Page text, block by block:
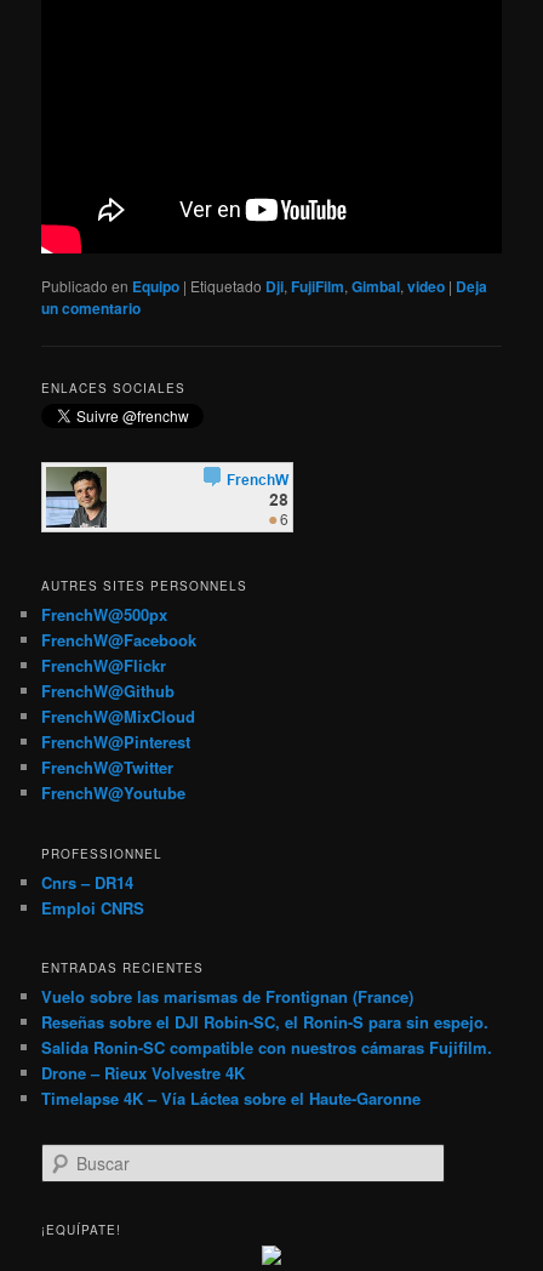
Publicado en Equipo | Etiquetado Dji,FujiFilm,Gimbal,video | Deja
un comentario
ENLACES SOCIALES
AUTRES SITES PERSONNELS
FrenchW@500px
FrenchW@Facebook
FrenchW@Flickr
FrenchW@Github
FrenchW@MixCloud
FrenchW@Pinterest
FrenchW@Twitter
FrenchW@Youtube
PROFESSIONNEL
Cnrs – DR14
Emploi CNRS
ENTRADAS RECIENTES
Vuelo sobre las marismas de Frontignan (France)
Reseñas sobre el DJI Robin-SC, el Ronin-S para sin espejo.
Salida Ronin-SC compatible con nuestros cámaras Fujifilm.
Drone – Rieux Volvestre 4K
Timelapse 4K – Vía Láctea sobre el Haute-Garonne
u
c
¡EQUÍPATE!